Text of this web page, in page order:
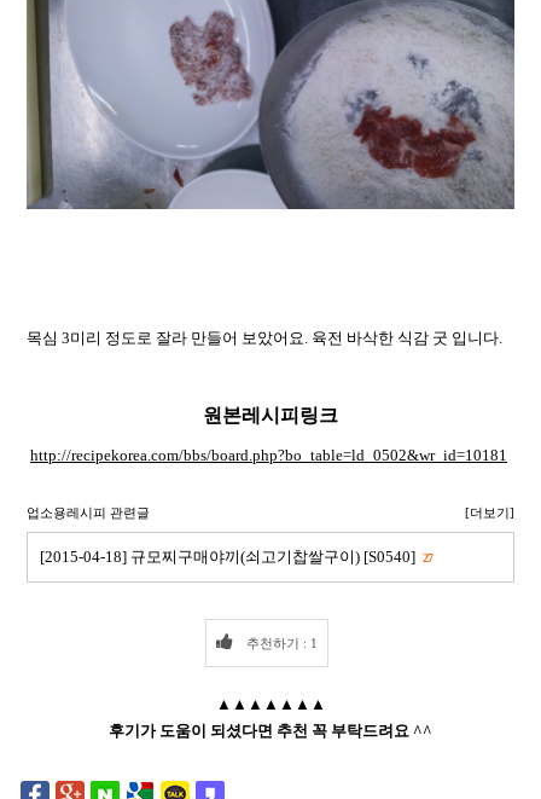
목심 3미리 정도로 잘라 만들어 보았어요. 육전 바삭한 식감 굿 입니다.
원본레시피링크
http://recipekorea.com/bbs/board.php?bo_table=ld_0502&wr_id=10181
업소용레시피 관련글 [더보기]
[2015-04-18] 규모찌구매야끼(쇠고기찹쌀구이) [S0540] 27
추천하기 : 1
▲▲▲▲▲▲▲
후기가 도움이 되셨다면 추천 꼭 부탁드려요 ^^